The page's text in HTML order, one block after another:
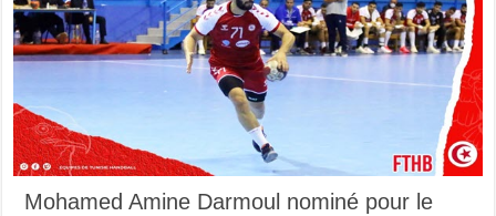
Mohamed Amine Darmoul nominé pour le